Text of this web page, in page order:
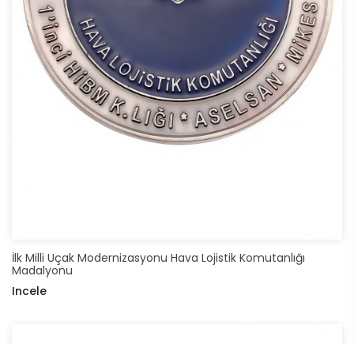
İlk Milli Uçak Modernizasyonu Hava Lojistik Komutanlığı
Madalyonu
Incele